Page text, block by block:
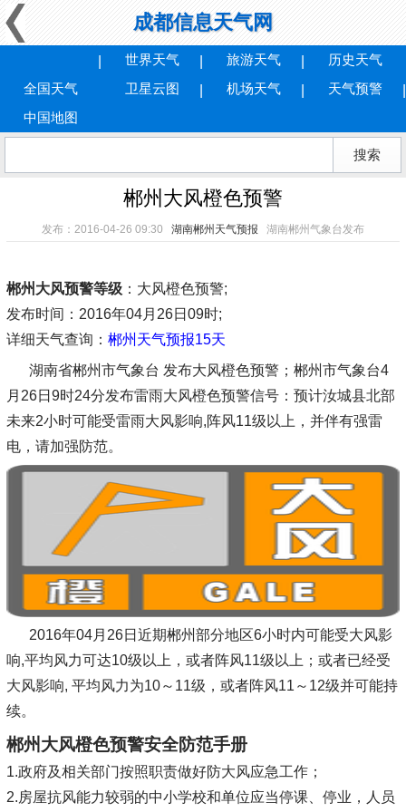
成都信息天气网
全国天气
世界天气 旅游天气
历史天气
卫星云图
机场天气
天气预警
中国地图
郴州大风橙色预警
发布：2016-04-26 09:30 湖南郴州天气预报 湖南郴州气象台发布
郴州大风预警等级：大风橙色预警;
发布时间 ：2016年04月26日09时;
详细天气查询： 郴州天气预报15天
湖南省郴州市气象台 发布大风橙色预警；郴州市气象台4
月26日9时24分发布雷雨大风橙色预警信号：预计汝城县北部
未来2小时可能受雷雨大风影响,阵风11级以上，并伴有强雷
电，请加强防范。
2016年04月26日近期郴州部分地区6小时内可能受大风影
响,平均风力可达10级以上，或者阵风11级以上；或者已经受
大风影响, 平均风力为10～11级，或者阵风11～12级并可能持
续。
郴州大风橙色预警安全防范手册
1.政府及相关部门按照职责做好防大风应急工作；
2.房屋抗风能力较弱的中小学校和单位应当停课、停业，人员